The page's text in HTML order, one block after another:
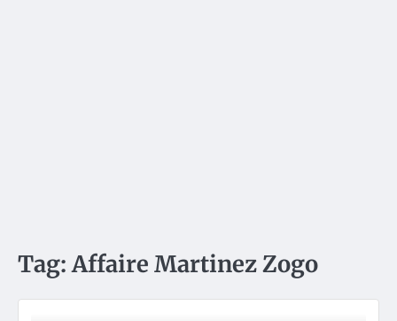
Tag:Affaire Martinez Zogo